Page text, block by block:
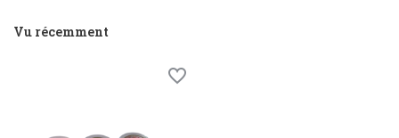
Vu récemment